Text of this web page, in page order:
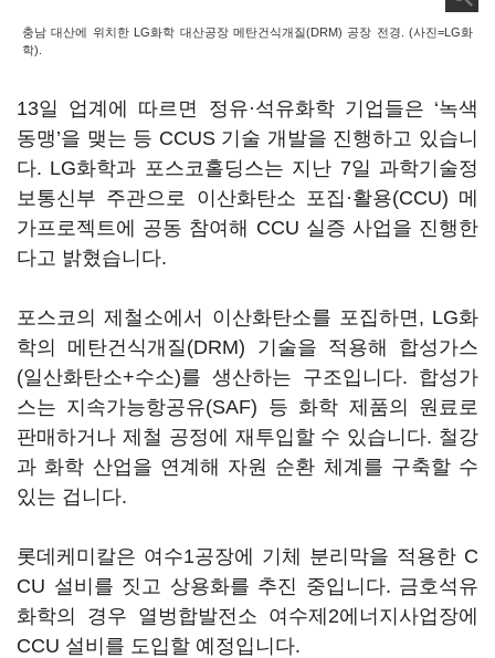
충남 대산에 위치한 LG화학 대산공장 메탄건식개질(DRM) 공장 전경. (사진=LG화
학).
13일 업계에 따르면 정유·석유화학 기업들은 ‘녹색
동맹’을 맺는 등 CCUS 기술 개발을 진행하고 있습니
다. LG화학과 포스코홀딩스는 지난 7일 과학기술정
보통신부 주관으로 이산화탄소 포집·활용(CCU) 메
가프로젝트에 공동 참여해 CCU 실증 사업을 진행한
다고 밝혔습니다.
포스코의 제철소에서 이산화탄소를 포집하면, LG화
학의 메탄건식개질(DRM) 기술을 적용해 합성가스
(일산화탄소+수소)를 생산하는 구조입니다. 합성가
스는 지속가능항공유(SAF) 등 화학 제품의 원료로
판매하거나 제철 공정에 재투입할 수 있습니다. 철강
과 화학 산업을 연계해 자원 순환 체계를 구축할 수
있는 겁니다.
롯데케미칼은 여수1공장에 기체 분리막을 적용한 C
CU 설비를 짓고 상용화를 추진 중입니다. 금호석유
화학의 경우 열벙합발전소 여수제2에너지사업장에
CCU 설비를 도입할 예정입니다.